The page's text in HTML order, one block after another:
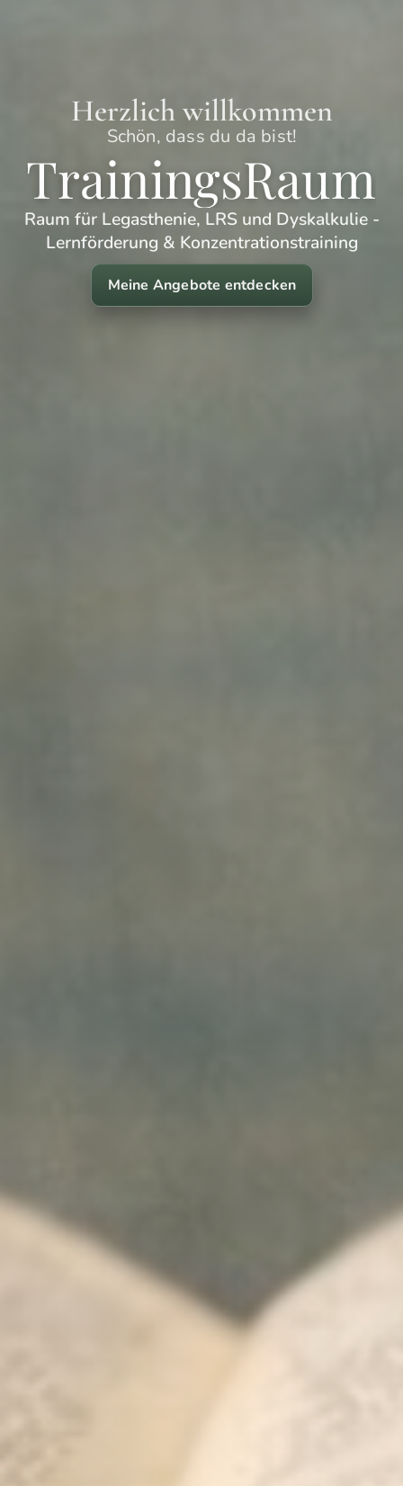
Herzlich willkommen
Schön, dass du da bist!
TrainingsRaum
Raum für Legasthenie, LRS und Dyskalkulie -
Lernförderung & Konzentrationstraining
Meine Angebote entdecken